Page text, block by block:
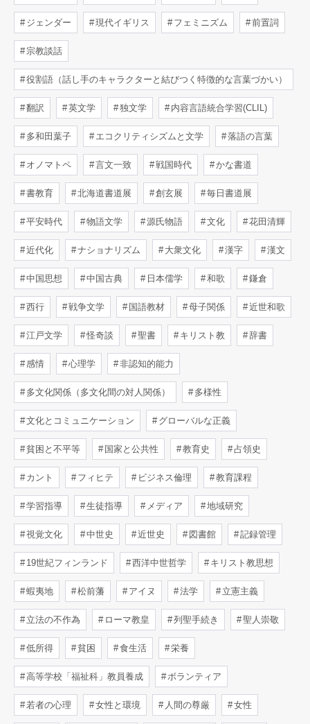
ジェンダー 現代イギリス フェミニズム 前置詞
宗教談話
役割語（話し手のキャラクターと結びつく特徴的な言葉づかい）
翻訳 英文学 独文学 内容言語統合学習(CLIL)
多和田葉子 エコクリティシズムと文学 落語の言葉
オノマトペ 言文一致 戦国時代 かな書道
書教育 北海道書道展 創玄展 毎日書道展
平安時代 物語文学 源氏物語 文化 花田清輝
近代化 ナショナリズム 大衆文化 漢字 漢文
中国思想 中国古典 日本儒学 和歌 鎌倉
西行 戦争文学 国語教材 母子関係 近世和歌
江戸文学 怪奇談 聖書 キリスト教 辞書
感情 心理学 非認知的能力
多文化関係（多文化間の対人関係） 多様性
文化とコミュニケーション グローバルな正義
貧困と不平等 国家と公共性 教育史 占領史
カント フィヒテ ビジネス倫理 教育課程
学習指導 生徒指導 メディア 地域研究
視覚文化 中世史 近世史 図書館 記録管理
19世紀フィンランド 西洋中世哲学 キリスト教思想
蝦夷地 松前藩 アイヌ 法学 立憲主義
立法の不作為 ローマ教皇 列聖手続き 聖人崇敬
低所得 貧困 食生活 栄養
高等学校「福祉科」教員養成 ボランティア
若者の心理 女性と環境 人間の尊厳 女性